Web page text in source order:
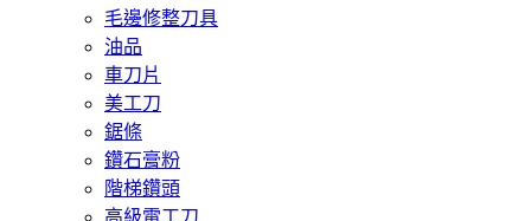
毛邊修整刀具
油品
車刀片
美工刀
鋸條
鑽石膏粉
階梯鑽頭
高級電工刀